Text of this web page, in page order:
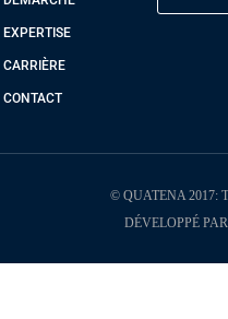
EXPERTISE
CARRIÈRE
CONTACT
© QUATENA 2017:
DÉVELOPPÉ